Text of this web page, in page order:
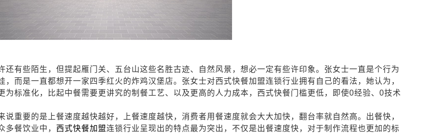
有些陌生，但提起雁门关、五台山这些名胜古迹、自然风景，想必一定有些许印象。张女士一直是个行为
而是一直都想开一家四季红火的炸鸡汉堡店。张女士对西式快餐加盟连锁行业拥有自己的看法，她认为，
为标准化，比起中餐需要更讲究的制餐工艺、以及更高的人力成本，西式快餐门槛更低，即使0经验、 0技术
重要的是上餐速度越快越好，上餐速度越快，消费者用餐速度就会大大加快，翻台率就自然高。出餐快，
多餐饮业中， 西式快餐加盟连锁行业呈现出的特点最为突出，不仅是出餐速度快，对于制作流程也更加的标